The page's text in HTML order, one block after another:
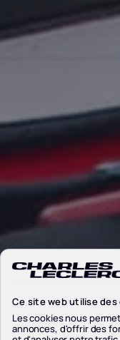
Ce site web utilise des
Les cookies nous
annonces, d'offrir des